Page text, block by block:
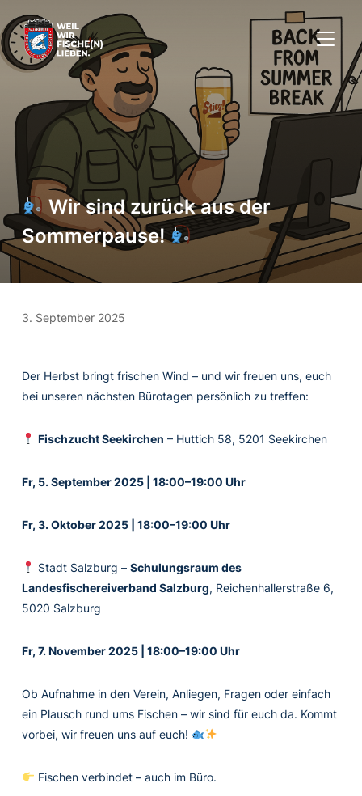
Wir sind zurück aus der
Sommerpause!
3. September 2025
Der Herbst bringt frischen Wind – und wir freuen uns, euch
bei unseren nächsten Bürotagen persönlich zu treffen:
Fischzucht Seekirchen – Huttich 58, 5201 Seekirchen
Fr, 5. September 2025 | 18:00–19:00 Uhr
Fr, 3. Oktober 2025 | 18:00–19:00 Uhr
Stadt Salzburg – Schulungsraum des
Landesfischereiverband Salzburg, Reichenhallerstraße 6,
5020 Salzburg
Fr, 7. November 2025 | 18:00–19:00 Uhr
Ob Aufnahme in den Verein, Anliegen, Fragen oder einfach
ein Plausch rund ums Fischen – wir sind für euch da. Kommt
vorbei, wir freuen uns auf euch!
Fischen verbindet – auch im Büro.